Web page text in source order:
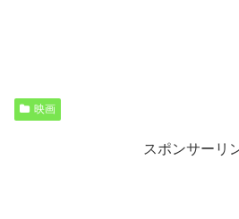
映画
スポンサーリ